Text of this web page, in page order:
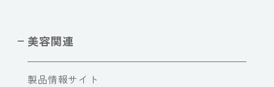
美容関連
製品情報サイト